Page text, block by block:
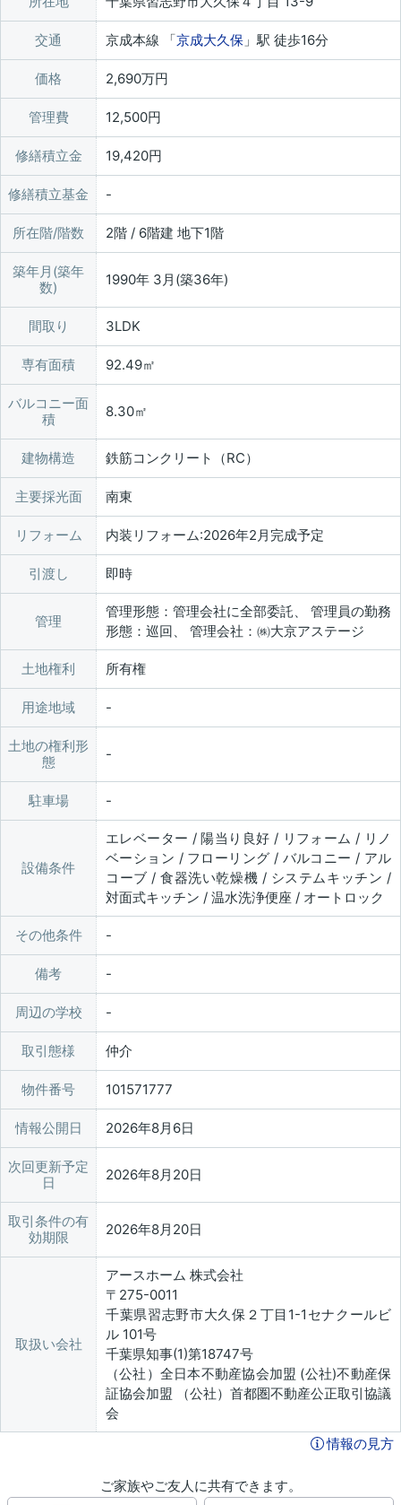
交通 京成本線 「京成大久保 」駅 徒歩16分
価格 2,690万円
管理費 12,500円
修繕積立金 19,420円
修繕積立基金
所在階/階数 2階 / 6階建 地下1階
築年月(築年
数)
1990年 3月(築36年)
間取り 3LDK
専有面積 92.49㎡
バルコニー面
積
8.30㎡
建物構造 鉄筋コンクリート（RC）
主要採光面 南東
リフォーム 内装リフォーム:2026年2月完成予定
引渡し 即時
管理
管理形態：管理会社に全部委託、 管理員の勤務
形態：巡回、 管理会社：㈱大京アステージ
土地権利 所有権
用途地域
土地の権利形
態
駐車場
設備条件
エレベーター / 陽当り良好 / リフォーム / リノ
ベーション / フローリング / バルコニー / アル
コーブ / 食器洗い乾燥機 / システムキッチン /
対面式キッチン / 温水洗浄便座 / オートロック
その他条件
備考
周辺の学校
取引態様 仲介
物件番号 101571777
情報公開日 2026年8月6日
次回更新予定
日
2026年8月20日
取引条件の有
効期限
2026年8月20日
取扱い会社
アースホーム 株式会社
〒275-0011
千葉県習志野市大久保２丁目1-1セナクールビ
ル 101号
千葉県知事(1)第18747号
（公社）全日本不動産協会加盟 (公社)不動産保
証協会加盟 （公社）首都圏不動産公正取引協議
会
情報の見方
ご家族やご友人に共有できます。